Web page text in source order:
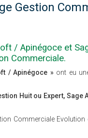
Gestion
/ Apinégoce et
Commerciale.
/ Apinégoce »ont eu
Huit ou Expert,
Commerciale